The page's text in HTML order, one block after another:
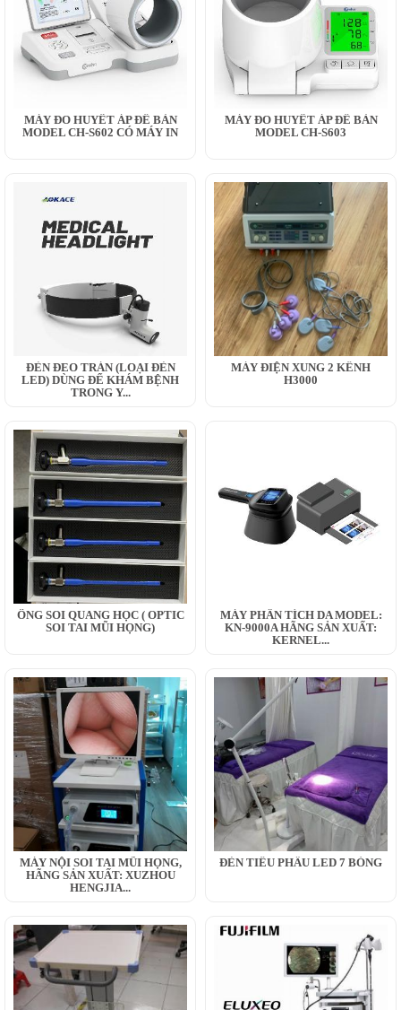
MÁY ĐO HUYẾT ÁP ĐỂ BÀN
MODEL CH-S602 CÓ MÁY IN
MÁY ĐO HUYẾT ÁP ĐỂ BÀN
MODEL CH-S603
ĐÈN ĐEO TRÁN (LOẠI ĐÈN
LED) DÙNG ĐỂ KHÁM BỆNH
TRONG Y...
MÁY ĐIỆN XUNG 2 KÊNH
H3000
ỐNG SOI QUANG HỌC ( OPTIC
SOI TAI MŨI HỌNG)
MÁY PHÂN TÍCH DA MODEL:
KN-9000A HÃNG SẢN XUẤT:
KERNEL...
MÁY NỘI SOI TAI MŨI HỌNG,
HÃNG SẢN XUẤT: XUZHOU
HENGJIA...
ĐÈN TIỂU PHẪU LED 7 BÓNG